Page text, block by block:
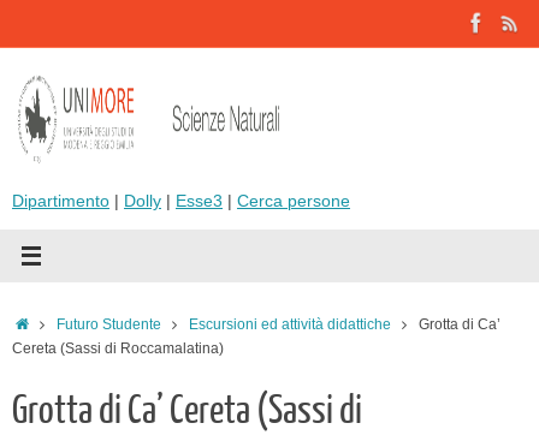
Dipartimento Dolly Esse3 Cerca persone
HomeFuturo Studente Escursioni ed attività didattiche
Grotta di Ca’
Cereta (Sassi di Roccamalatina)
Grotta di Ca’ Cereta (Sassi di